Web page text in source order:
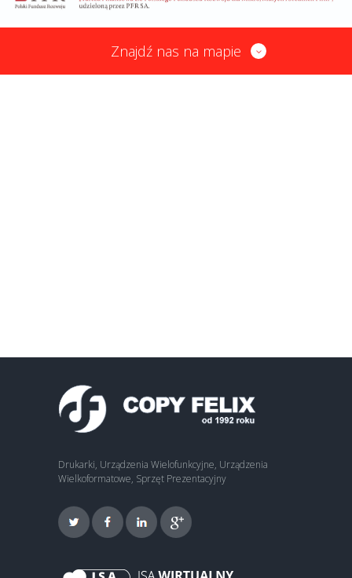
Znajdź nas na mapie
Drukarki, Urządzenia Wielofunkcyjne, Urządzenia
Wielkoformatowe, Sprzęt Prezentacyjny